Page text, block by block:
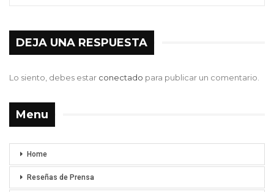
DEJA UNA RESPUESTA
Lo siento, debes estar conectado para publicar un comentario.
Menu
Home
Reseñas de Prensa